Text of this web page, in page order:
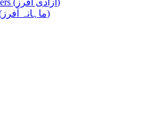
Azadi Offers (آزادی آفرز)
Monthly Offers (ماہانہ آفرز)